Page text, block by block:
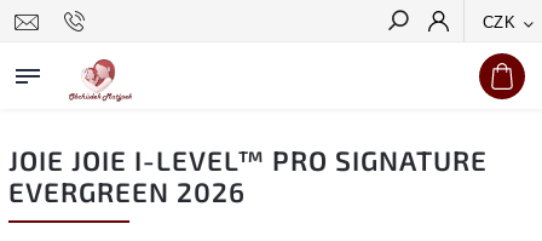
CZK
Hledat
JOIE JOIE I-LEVEL™ PRO SIGNATURE
EVERGREEN 2026